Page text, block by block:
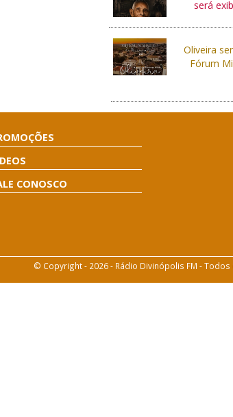
será
Oliveira
Fórum
CONOSCO
© Copyright - 2026 - Rádio Divinópolis FM -